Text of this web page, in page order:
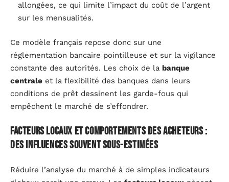
allongées, ce qui limite l’impact du coût de l’argent
sur les mensualités.
Ce modèle français repose donc sur une
réglementation bancaire pointilleuse et sur la vigilance
constante des autorités. Les choix de la banque
centrale et la flexibilité des banques dans leurs
conditions de prêt dessinent les garde-fous qui
empêchent le marché de s’effondrer.
Facteurs locaux et comportements des acheteurs :
des influences souvent sous-estimées
Réduire l’analyse du marché à de simples indicateurs